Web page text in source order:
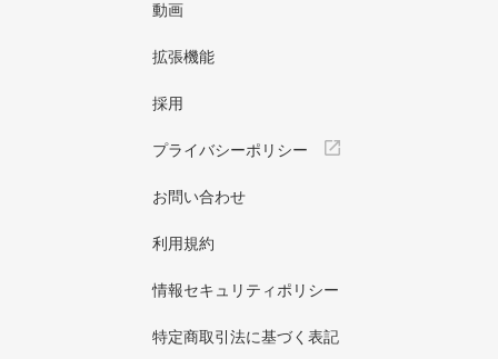
動画
拡張機能
採用
プライバシーポリシー
お問い合わせ
利用規約
情報セキュリティポリシー
特定商取引法に基づく表記